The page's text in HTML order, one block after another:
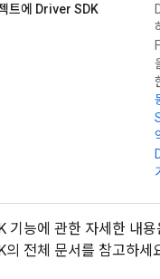
트에 Driver SDK
기능에 관한 자세한 내
전체 문서를 참고하세